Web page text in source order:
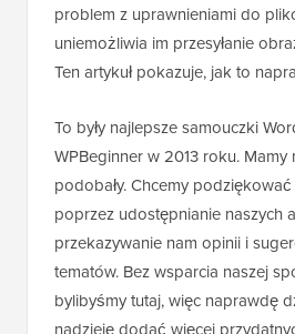
problem z uprawnieniami do
uniemożliwia im przesyłanie
Ten artykuł pokazuje, jak to
To były najlepsze samouczki
WPBeginner w 2013 roku. Mamy
podobały. Chcemy
poprzez udostępnianie naszych
przekazywanie nam opinii i
tematów. Bez wsparcia naszej
bylibyśmy tutaj, więc naprawdę